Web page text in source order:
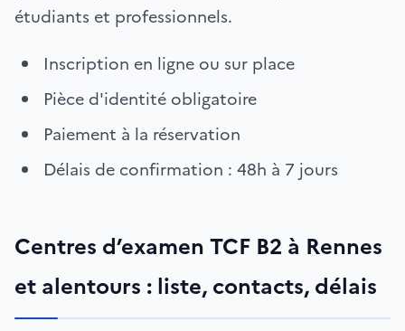
étudiants et professionnels.
Inscription en ligne ou sur place
Pièce d'identité obligatoire
Paiement à la réservation
Délais de confirmation : 48h à 7 jours
Centres d’examen TCF B2 à Rennes
et alentours : liste, contacts, délais